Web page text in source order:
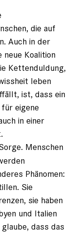
die auf
Auch in der
Koalition
Kettenduldung,
leben
ist, dass ein
eigene
in einer
Menschen
Phänomen:
Sie
sie haben
und Italien
dass das